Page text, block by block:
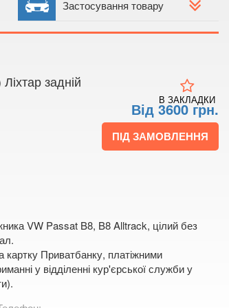
Застосування товару
задній
Від 3600 грн.
ПІД ЗАМОВЛЕННЯ
В ЗАКЛАДКИ
VW Passat B8, B8 Alltrack, цілий без
картку Приватбанку, платіжними
у відділенні кур'єрської служби у